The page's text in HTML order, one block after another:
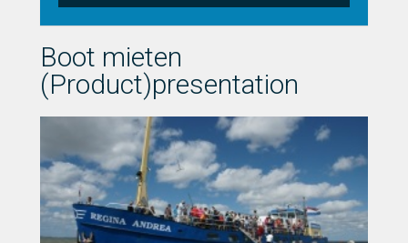
Boot mieten
(Product)presentation